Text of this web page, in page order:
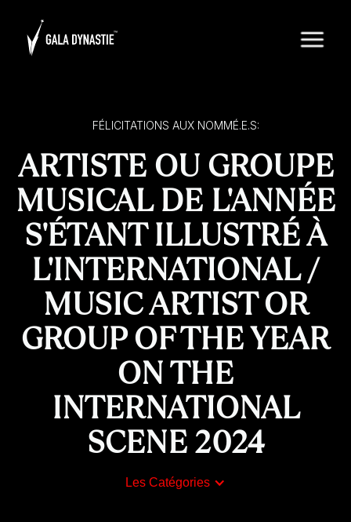
FÉLICITATIONS AUX NOMMÉ.E.S:
ARTISTE OU GROUPE
MUSICAL DE L'ANNÉE
S'ÉTANT ILLUSTRÉ À
L'INTERNATIONAL /
MUSIC ARTIST OR
GROUP OF THE YEAR
ON THE
INTERNATIONAL
SCENE 2024
Les Catégories